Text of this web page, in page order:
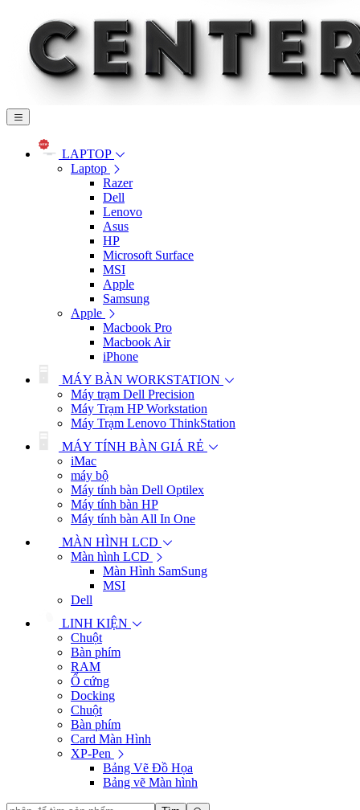
LAPTOP
Laptop
Razer
Dell
Lenovo
Asus
HP
Microsoft Surface
MSI
Apple
Samsung
Apple
Macbook Pro
Macbook Air
iPhone
MÁY BÀN WORKSTATION
Máy trạm Dell Precision
Máy Trạm HP Workstation
Máy Trạm Lenovo ThinkStation
MÁY TÍNH BÀN GIÁ RẺ
iMac
máy bộ
Máy tính bàn Dell Optilex
Máy tính bàn HP
Máy tính bàn All In One
MÀN HÌNH LCD
Màn hình LCD
Màn Hình SamSung
MSI
Dell
LINH KIỆN
Chuột
Bàn phím
RAM
Ổ cứng
Docking
Chuột
Bàn phím
Card Màn Hình
XP-Pen
Bảng Vẽ Đồ Họa
Bảng vẽ Màn hình